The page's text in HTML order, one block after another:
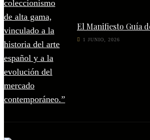
El Manifiesto Guía
1 JUNIO, 2026